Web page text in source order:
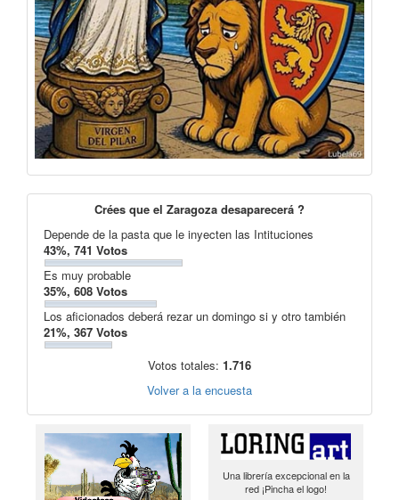
Crées que el Zaragoza desaparecerá ?
Depende de la pasta que le inyecten las Intituciones
43%, 741 Votos
Es muy probable
35%, 608 Votos
Los aficionados deberá rezar un domingo si y otro también
21%, 367 Votos
Votos totales: 1.716
Volver a la encuesta
Una librería excepcional en la
red ¡Pincha el logo!